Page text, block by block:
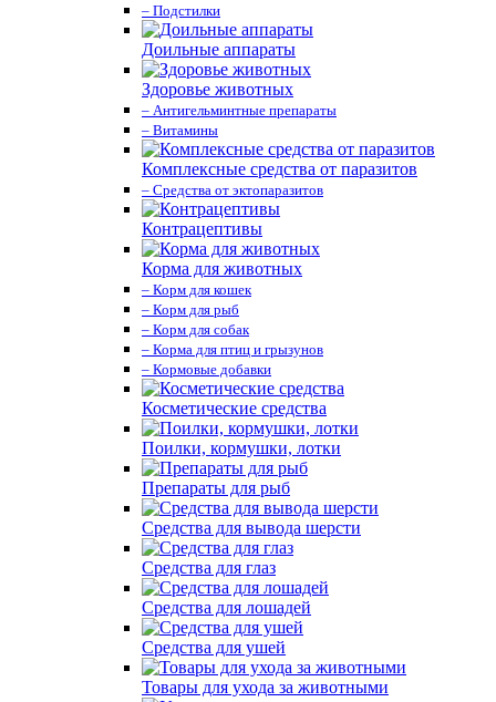
– Подстилки
Доильные аппараты
Здоровье животных
– Антигельминтные препараты
– Витамины
Комплексные средства от паразитов
– Средства от эктопаразитов
Контрацептивы
Корма для животных
– Корм для кошек
– Корм для рыб
– Корм для собак
– Корма для птиц и грызунов
– Кормовые добавки
Косметические средства
Поилки, кормушки, лотки
Препараты для рыб
Средства для вывода шерсти
Средства для глаз
Средства для лошадей
Средства для ушей
Товары для ухода за животными